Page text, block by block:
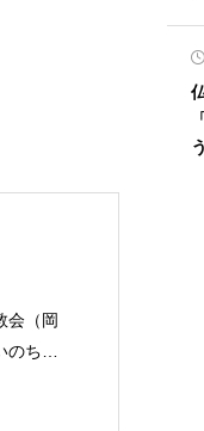
会（岡
ちの